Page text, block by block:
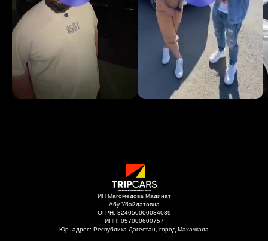
ИП Магомедова Мадинат
Абу-Убайдатовна
ОГРН: 324050000084039
ИНН: 057000600757
Юр. адрес: Республика Дагестан, город Махачкала